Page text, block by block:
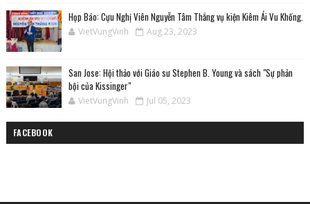
Họp Báo: Cựu Nghị Viên Nguyễn Tâm Thắng vụ kiện Kiêm Ái Vu Khống.
VietVungVinh Aug 23, 2023
San Jose: Hội thảo với Giáo sư Stephen B. Young và sách "Sự phản
bội của Kissinger"
VietVungVinh Jul 05, 2023
FACEBOOK